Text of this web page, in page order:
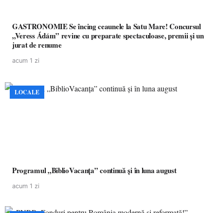
GASTRONOMIE Se încing ceaunele la Satu Mare! Concursul
„Veress Ádám” revine cu preparate spectaculoase, premii și un
jurat de renume
acum 1 zi
LOCALE
Programul „BiblioVacanța” continuă și în luna august
acum 1 zi